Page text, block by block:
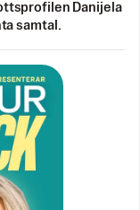
Danijela
samtal.